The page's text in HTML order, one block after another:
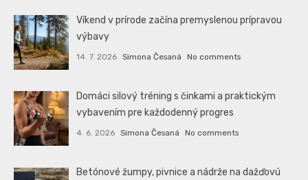
Víkend v prírode začína premyslenou prípravou
výbavy
14. 7. 2026 Simona Česaná No comments
Domáci silový tréning s činkami a praktickým
vybavením pre každodenný progres
4. 6. 2026 Simona Česaná No comments
Betónové žumpy, pivnice a nádrže na dažďovú